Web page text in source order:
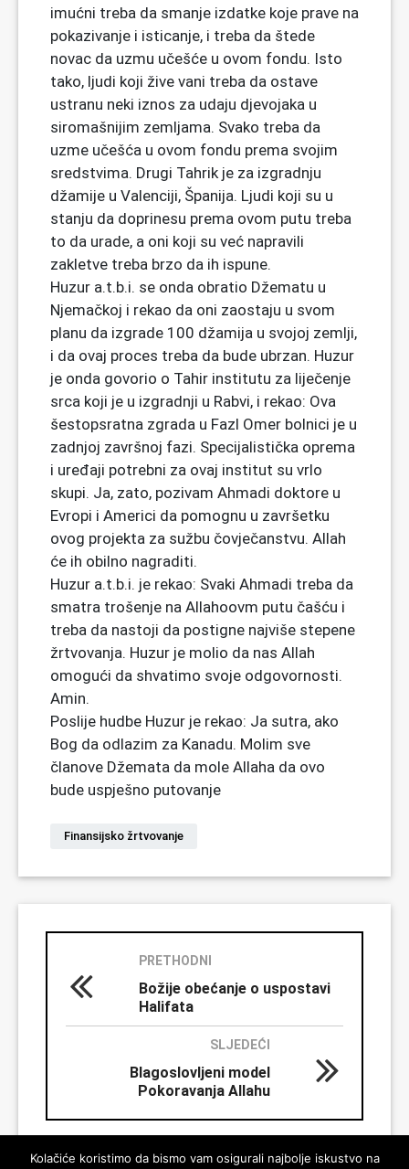
imućni treba da smanje izdatke koje prave na
pokazivanje i isticanje, i treba da štede
novac da uzmu učešće u ovom fondu. Isto
tako, ljudi koji žive vani treba da ostave
ustranu neki iznos za udaju djevojaka u
siromašnijim zemljama. Svako treba da
uzme učešća u ovom fondu prema svojim
sredstvima. Drugi Tahrik je za izgradnju
džamije u Valenciji, Španija. Ljudi koji su u
stanju da doprinesu prema ovom putu treba
to da urade, a oni koji su već napravili
zakletve treba brzo da ih ispune.
Huzur a.t.b.i. se onda obratio Džematu u
Njemačkoj i rekao da oni zaostaju u svom
planu da izgrade 100 džamija u svojoj zemlji,
i da ovaj proces treba da bude ubrzan. Huzur
je onda govorio o Tahir institutu za liječenje
srca koji je u izgradnji u Rabvi, i rekao: Ova
šestopsratna zgrada u Fazl Omer bolnici je u
zadnjoj završnoj fazi. Specijalistička oprema
i uređaji potrebni za ovaj institut su vrlo
skupi. Ja, zato, pozivam Ahmadi doktore u
Evropi i Americi da pomognu u završetku
ovog projekta za sužbu čovječanstvu. Allah
će ih obilno nagraditi.
Huzur a.t.b.i. je rekao: Svaki Ahmadi treba da
smatra trošenje na Allahoovm putu čašću i
treba da nastoji da postigne najviše stepene
žrtvovanja. Huzur je molio da nas Allah
omogući da shvatimo svoje odgovornosti.
Amin.
Poslije hudbe Huzur je rekao: Ja sutra, ako
Bog da odlazim za Kanadu. Molim sve
članove Džemata da mole Allaha da ovo
bude uspješno putovanje
Finansijsko žrtvovanje
PRETHODNI
Božije obećanje o uspostavi
Halifata
SLJEDEĆI
Blagoslovljeni model
Pokoravanja Allahu
Kolačiće koristimo da bismo vam osigurali najbolje iskustvo na